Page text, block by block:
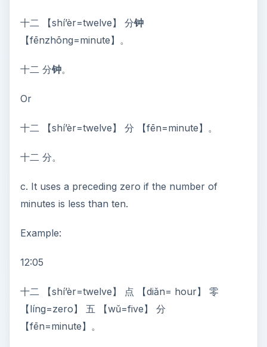
十二 【shí’èr=twelve】 分钟
【fēnzhōng=minute】。
十二 分钟。
Or
十二 【shí’èr=twelve】 分 【fēn=minute】。
十二 分。
c. It uses a preceding zero if the number of
minutes is less than ten.
Example:
12:05
十二 【shí’èr=twelve】 点 【diǎn= hour】 零
【líng=zero】 五 【wǔ=five】 分
【fēn=minute】。